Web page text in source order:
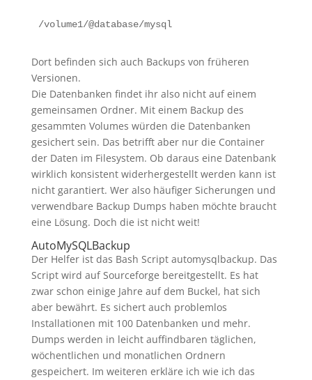
/volume1/@database/mysql
Dort befinden sich auch Backups von früheren
Versionen.
Die Datenbanken findet ihr also nicht auf einem
gemeinsamen Ordner. Mit einem Backup des
gesammten Volumes würden die Datenbanken
gesichert sein. Das betrifft aber nur die Container
der Daten im Filesystem. Ob daraus eine Datenbank
wirklich konsistent widerhergestellt werden kann ist
nicht garantiert. Wer also häufiger Sicherungen und
verwendbare Backup Dumps haben möchte braucht
eine Lösung. Doch die ist nicht weit!
AutoMySQLBackup
Der Helfer ist das Bash Script automysqlbackup. Das
Script wird auf Sourceforge bereitgestellt. Es hat
zwar schon einige Jahre auf dem Buckel, hat sich
aber bewährt. Es sichert auch problemlos
Installationen mit 100 Datenbanken und mehr.
Dumps werden in leicht auffindbaren täglichen,
wöchentlichen und monatlichen Ordnern
gespeichert. Im weiteren erkläre ich wie ich das